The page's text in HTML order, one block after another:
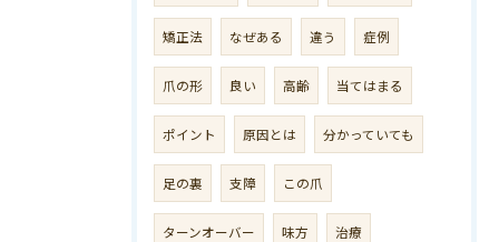
矯正法 なぜある 違う 症例
爪の形 良い 高齢 当てはまる
ポイント 原因とは 分かっていても
足の裏 支障 この爪
ターンオーバー 味方 治療